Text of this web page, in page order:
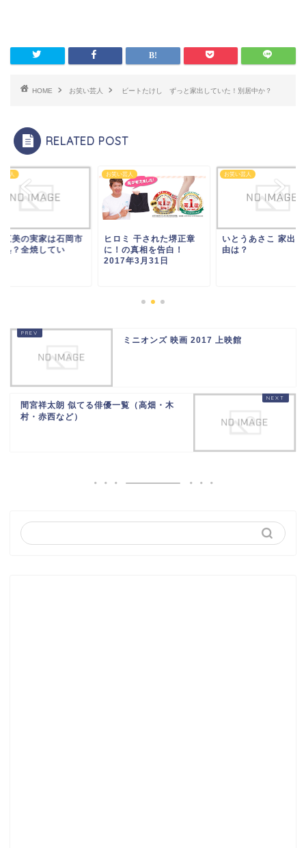
HOME お笑い芸人 ビートたけし ずっと家出していた！別居中か？
RELATED POST
芸人
直美の実家は石岡市
処？全焼してい
お笑い芸人
ヒロミ 干された堺正章
に！の真相を告白！
2017年3月31日
お笑い芸人
いとうあさこ 家出
由は？
ミニオンズ 映画 2017 上映館
間宮祥太朗 似てる俳優一覧（高畑・木
村・赤西など）